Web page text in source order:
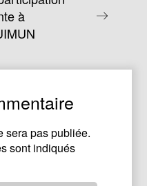
à
sera pas publiée.
sont indiqués